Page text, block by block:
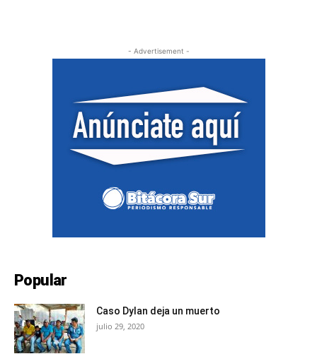
- Advertisement -
Popular
Caso Dylan deja un muerto
julio 29, 2020